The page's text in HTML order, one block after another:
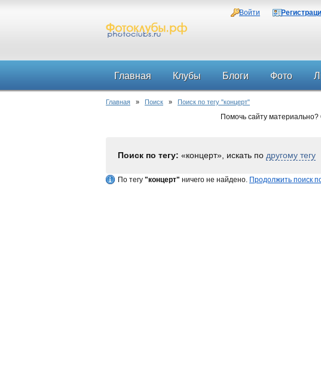
Войти
Главная Клубы Блоги Фото
Главная » Поиск » Поиск по тегу "концерт"
Помочь сайту
Поиск по тегу: «концерт», искать по другому тегу
По тегу "концерт" ничего не найдено. Продолжить поиск